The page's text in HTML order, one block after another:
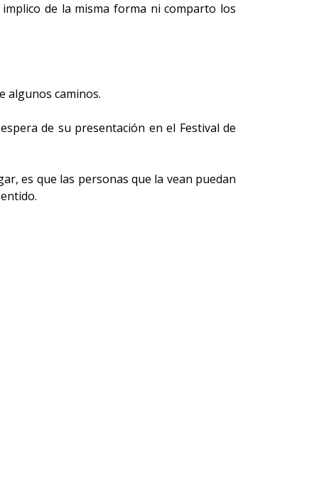
de la misma forma ni comparto los
algunos caminos.
de su presentación en el Festival de
es que las personas que la vean puedan